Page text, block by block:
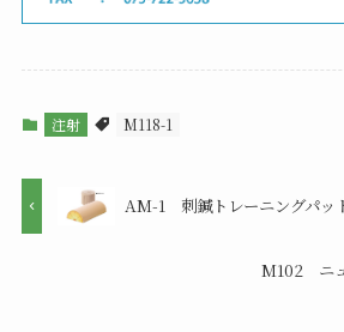
注射 M118-1
AM-1 刺鍼トレーニングパッ
M102 ニ